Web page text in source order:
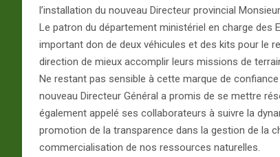
l’installation du nouveau Directeur provincial
Le patron du département ministériel en charge
important don de deux véhicules et des kits pour le
direction de mieux accomplir leurs missions de
Ne restant pas sensible à cette marque de
nouveau Directeur Général a promis de se mettre
également appelé ses collaborateurs à suivre la
promotion de la transparence dans la gestion de la
commercialisation de nos ressources naturelles.